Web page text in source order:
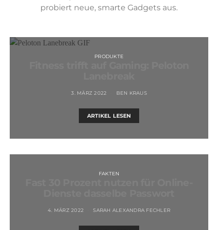
probiert neue, smarte Gadgets aus.
PRODUKTE
3. MÄRZ 2022 BEN KRAUS
ARTIKEL LESEN
FAKTEN
4. MÄRZ 2022 SARAH ALEXANDRA FECHLER